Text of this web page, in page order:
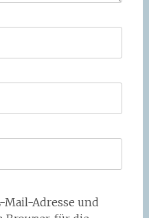
Mail-Adresse und